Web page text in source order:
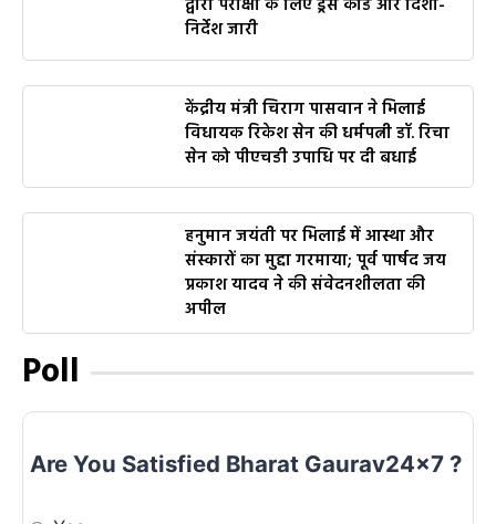
निर्देश जारी
केंद्रीय मंत्री चिराग पासवान ने भिलाई
विधायक रिकेश सेन की धर्मपत्नी डॉ. रिचा
सेन को पीएचडी उपाधि पर दी बधाई
हनुमान जयंती पर भिलाई में आस्था और
संस्कारों का मुद्दा गरमाया; पूर्व पार्षद जय
प्रकाश यादव ने की संवेदनशीलता की
अपील
Poll
Are You Satisfied Bharat Gaurav24x7 ?